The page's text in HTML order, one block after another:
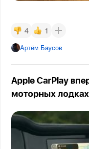
4 1
Артём Баусов
Apple CarPlay
моторных